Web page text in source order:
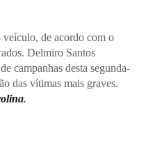
veículo, de acordo com o
Delmiro Santos
campanhas desta segunda-
das vítimas mais graves.
.